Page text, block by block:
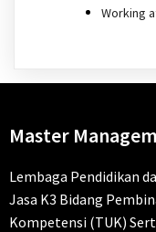
Working
Master
Lembaga Pendidikan
Jasa K3 Bidang
Kompetensi (TUK)